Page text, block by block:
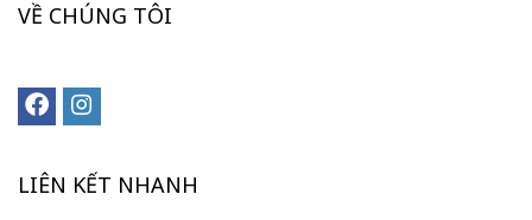
VỀ CHÚNG TÔI
LIÊN KẾT NHANH